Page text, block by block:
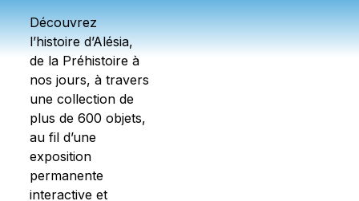
Découvrez
l’histoire d’Alésia,
de la Préhistoire à
nos jours, à travers
une collection de
plus de 600 objets,
au fil d’une
exposition
permanente
interactive et